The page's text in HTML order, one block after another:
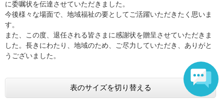
に委嘱状を伝達させていただきました。
今後様々な場面で、地域福祉の要としてご活躍いただきたく思いま
す。
​また、この度、退任される皆さまに感謝状を贈呈させていただきま
した。長きにわたり、地域のため、ご尽力していただき、ありがと
うございました。
表のサイズを切り替える